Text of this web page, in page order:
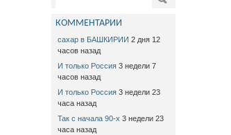
КОММЕНТАРИИ
сахар в БАШКИРИИ 2 дня 12
часов назад
И только Россия 3 недели 7
часов назад
И только Россия 3 недели 23
часа назад
Так с начала 90-х 3 недели 23
часа назад